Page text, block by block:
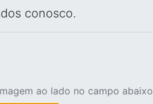
conosco.
ao lado no campo abaixo